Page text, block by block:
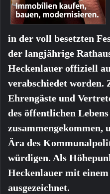
in der voll besetzten
der langjährige
Heckenlauer offiziell
verabschiedet worden.
Ehrengäste und
des öffentlichen
zusammengekommen,
Ära des
würdigen. Als
Heckenlauer mit
ausgezeichnet.